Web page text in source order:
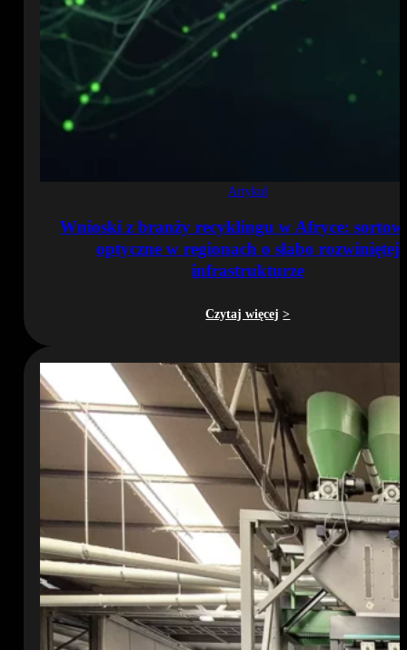
Artykuł
Wnioski z branży recyklingu w Afryce:
optyczne w regionach o słabo rozwiniętej
infrastrukturze
Czytaj więcej